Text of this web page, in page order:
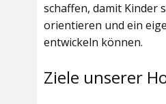
schaffen, damit Kinder
orientieren und ein
entwickeln können.
Ziele unserer